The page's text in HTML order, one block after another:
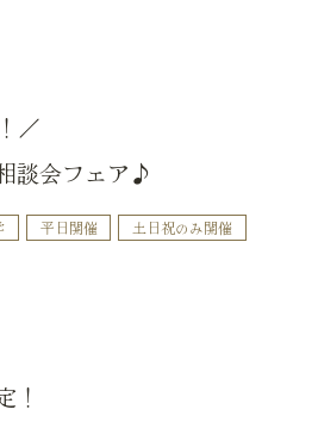
／
談会フェア♪
平日開催 土日祝のみ開催
！